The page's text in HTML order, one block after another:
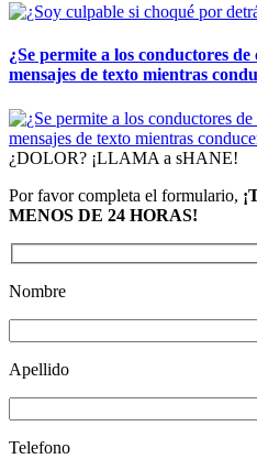
¿Se permite a los conductores
mensajes de texto mientras
¿DOLOR? ¡LLAMA a sHANE!
Por favor completa el formulario,
MENOS DE 24 HORAS!
Nombre
Apellido
Telefono